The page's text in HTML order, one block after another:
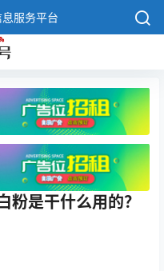
服务平台
粉是干什么用的？